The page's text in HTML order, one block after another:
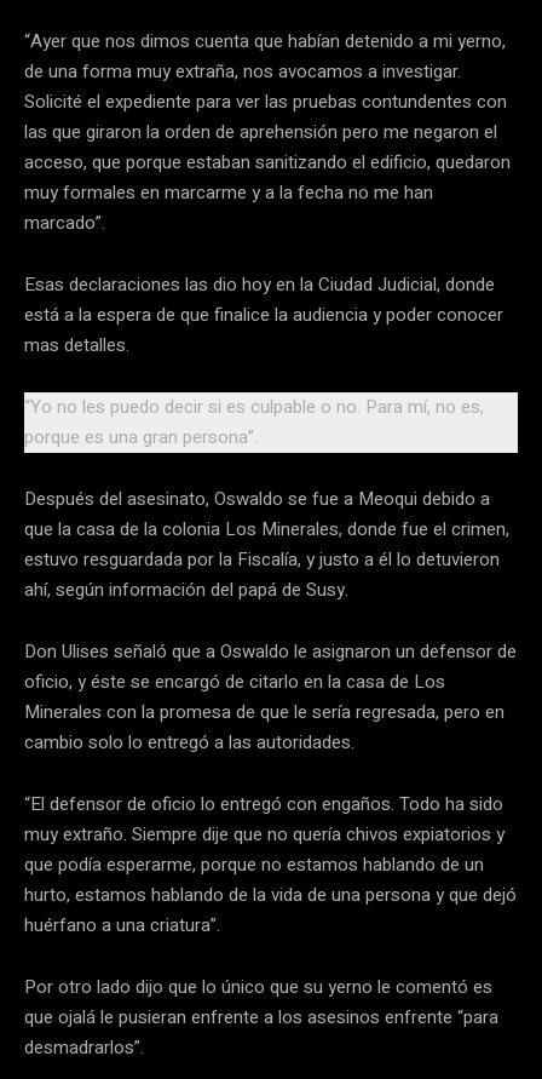
“Ayer que nos dimos cuenta que habían detenido a mi yerno,
de una forma muy extraña, nos avocamos a investigar.
Solicité el expediente para ver las pruebas contundentes con
las que giraron la orden de aprehensión pero me negaron el
acceso, que porque estaban sanitizando el edificio, quedaron
muy formales en marcarme y a la fecha no me han
marcado”.
Esas declaraciones las dio hoy en la Ciudad Judicial, donde
está a la espera de que finalice la audiencia y poder conocer
mas detalles.
“Yo no les puedo decir si es culpable o no. Para mí, no es,
porque es una gran persona”.
Después del asesinato, Oswaldo se fue a Meoqui debido a
que la casa de la colonia Los Minerales, donde fue el crimen,
estuvo resguardada por la Fiscalía, y justo a él lo detuvieron
ahí, según información del papá de Susy.
Don Ulises señaló que a Oswaldo le asignaron un defensor de
oficio, y éste se encargó de citarlo en la casa de Los
Minerales con la promesa de que le sería regresada, pero en
cambio solo lo entregó a las autoridades.
“El defensor de oficio lo entregó con engaños. Todo ha sido
muy extraño. Siempre dije que no quería chivos expiatorios y
que podía esperarme, porque no estamos hablando de un
hurto, estamos hablando de la vida de una persona y que dejó
huérfano a una criatura”.
Por otro lado dijo que lo único que su yerno le comentó es
que ojalá le pusieran enfrente a los asesinos enfrente “para
desmadrarlos”.